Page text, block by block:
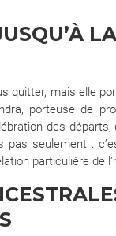
quitter, mais elle
porteuse de
des
pas seulement :
particulière de